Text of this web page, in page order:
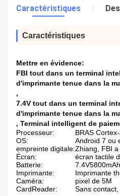
Caractéristiques
Caractéristiques
Mettre en évidence:
FBI tout dans un terminal
d'imprimante tenue dans la
,
7.4V tout dans un terminal
d'imprimante tenue dans la
, Terminal intelligent de
Processeur:
BRAS
OS:
Android 7 ou
empreinte digitale:Zhiang, FBI
Écran:
écran tactile
Batterie:
7.4V5800mAh
Imprimante:
Imprimante
Caméra:
pixel de 5M
CardReader:
Sans